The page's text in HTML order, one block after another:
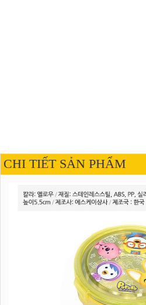
CHI TIẾT SẢN PHẨM